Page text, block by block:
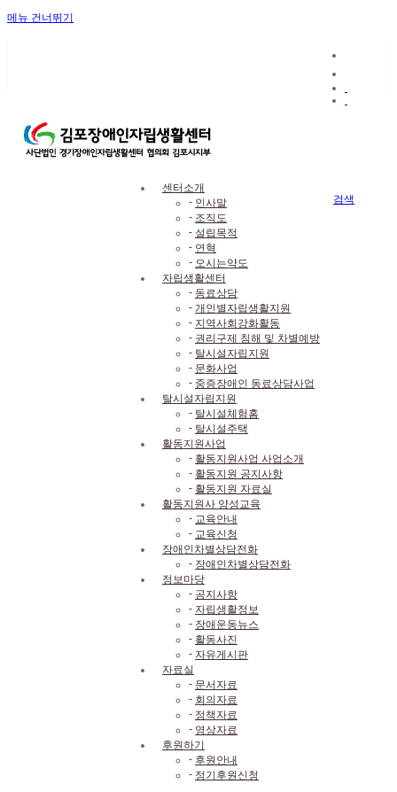
메뉴 건너뛰기
검색
센터소개
- 인사말
- 조직도
- 설립목적
- 연혁
- 오시는약도
자립생활센터
- 동료상담
- 개인별자립생활지원
- 지역사회강화활동
- 권리구제 침해 및 차별예방
- 탈시설자립지원
- 문화사업
- 중증장애인 동료상담사업
탈시설자립지원
- 탈시설체험홈
- 탈시설주택
활동지원사업
- 활동지원사업 사업소개
- 활동지원 공지사항
- 활동지원 자료실
활동지원사 양성교육
- 교육안내
- 교육신청
장애인차별상담전화
- 장애인차별상담전화
정보마당
- 공지사항
- 자립생활정보
- 장애운동뉴스
- 활동사진
- 자유게시판
자료실
- 문서자료
- 회의자료
- 정책자료
- 영상자료
후원하기
- 후원안내
- 정기후원신청
ID/PW 찾기|회원가입
2026.07.31
2026.07.27
2026.07.08
2026년 2분기 소식지 <함께쓰...
2026.07.06
2026.06.26
2026.06.26